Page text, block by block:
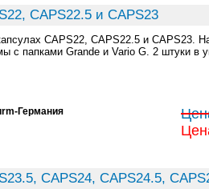
CAPS22.5 и CAPS23
CAPS22, CAPS22.5 и CAPS23.
с папками Grande и Vario G. 2 штуки в
Германия
CAPS24, CAPS24.5,